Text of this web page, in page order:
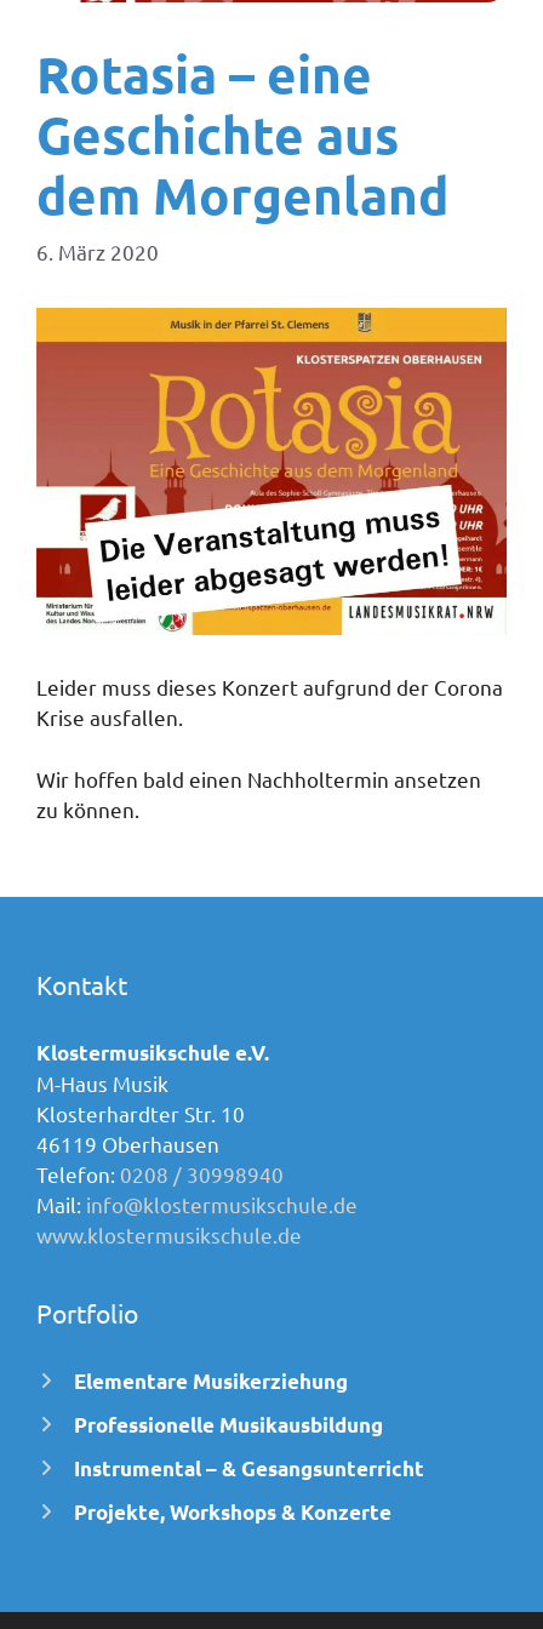
Rotasia – eine
Geschichte aus
dem Morgenland
6. März 2020
Leider muss dieses Konzert aufgrund der Corona
Krise ausfallen.
Wir hoffen bald einen Nachholtermin ansetzen
zu können.
Kontakt
Klostermusikschule e.V.
M-Haus Musik
Klosterhardter Str. 10
46119 Oberhausen
Telefon: 0208 / 30998940
Mail: info@klostermusikschule.de
www.klostermusikschule.de
Portfolio
Elementare Musikerziehung
Professionelle Musikausbildung
Instrumental – & Gesangsunterricht
Projekte, Workshops & Konzerte